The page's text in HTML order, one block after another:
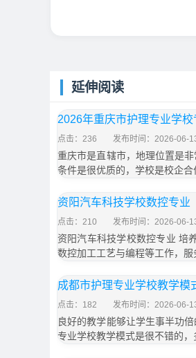
延伸阅读
2026年重庆市护理专业学校
点击：236 发布时间：2026-06-
重庆市是直辖市，地理位置是
条件是很优质的，学校是校企
资阳汽车科技学校数控专业
点击：210 发布时间：2026-06-
资阳汽车科技学校数控专业 培
数控加工工艺与编程等工作，
成都市护理专业学校教学模
点击：182 发布时间：2026-06-
良好的教学能够让学生事半功
专业学校教学模式是很不错的